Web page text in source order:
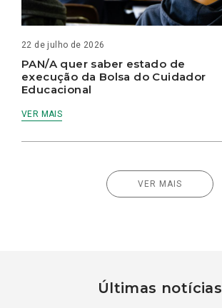
22 de julho de 2026
PAN/A quer saber estado de
execução da Bolsa do Cuidador
Educacional
VER MAIS
VER MAIS
Últimas notícias